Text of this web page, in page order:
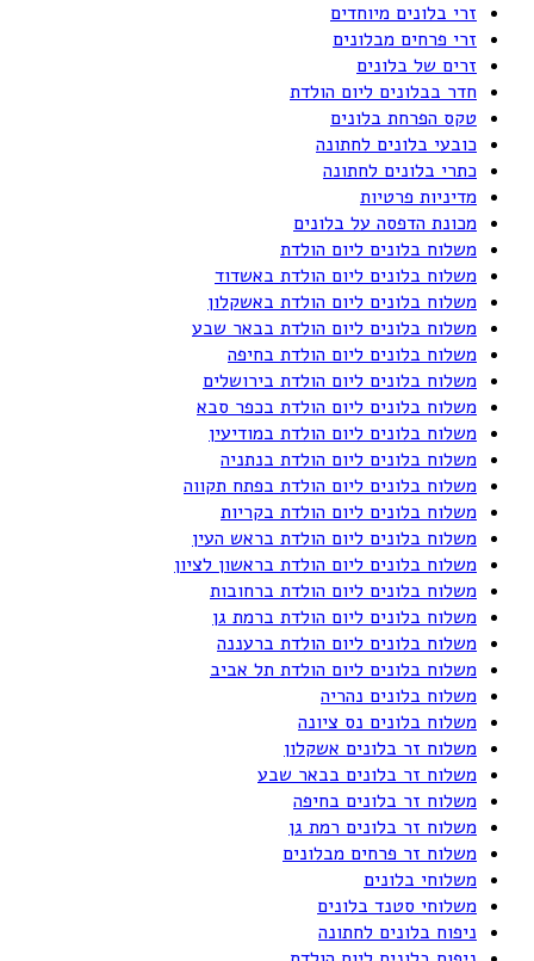
זרי בלונים מיוחדים
זרי פרחים מבלונים
זרים של בלונים
חדר בבלונים ליום הולדת
טקס הפרחת בלונים
כובעי בלונים לחתונה
כתרי בלונים לחתונה
מדיניות פרטיות
מכונת הדפסה על בלונים
משלוח בלונים ליום הולדת
משלוח בלונים ליום הולדת באשדוד
משלוח בלונים ליום הולדת באשקלון
משלוח בלונים ליום הולדת בבאר שבע
משלוח בלונים ליום הולדת בחיפה
משלוח בלונים ליום הולדת בירושלים
משלוח בלונים ליום הולדת בכפר סבא
משלוח בלונים ליום הולדת במודיעין
משלוח בלונים ליום הולדת בנתניה
משלוח בלונים ליום הולדת בפתח תקווה
משלוח בלונים ליום הולדת בקריות
משלוח בלונים ליום הולדת בראש העין
משלוח בלונים ליום הולדת בראשון לציון
משלוח בלונים ליום הולדת ברחובות
משלוח בלונים ליום הולדת ברמת גן
משלוח בלונים ליום הולדת ברעננה
משלוח בלונים ליום הולדת תל אביב
משלוח בלונים נהריה
משלוח בלונים נס ציונה
משלוח זר בלונים אשקלון
משלוח זר בלונים בבאר שבע
משלוח זר בלונים בחיפה
משלוח זר בלונים רמת גן
משלוח זר פרחים מבלונים
משלוחי בלונים
משלוחי סטנד בלונים
ניפוח בלונים לחתונה